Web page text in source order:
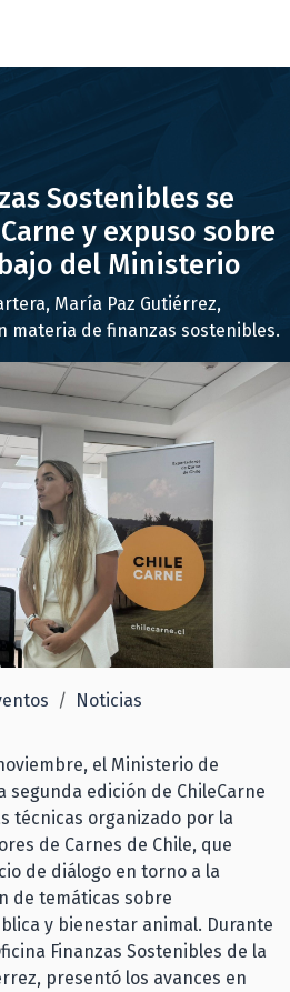
Sostenibles se
y expuso sobre
del Ministerio
María Paz Gutiérrez,
materia de finanzas sostenibles.
Noticias
el Ministerio de
segunda edición de ChileCarne
técnicas organizado por la
de Carnes de Chile, que
de diálogo en torno a la
de temáticas sobre
y bienestar animal. Durante
Finanzas Sostenibles de la
presentó los avances en